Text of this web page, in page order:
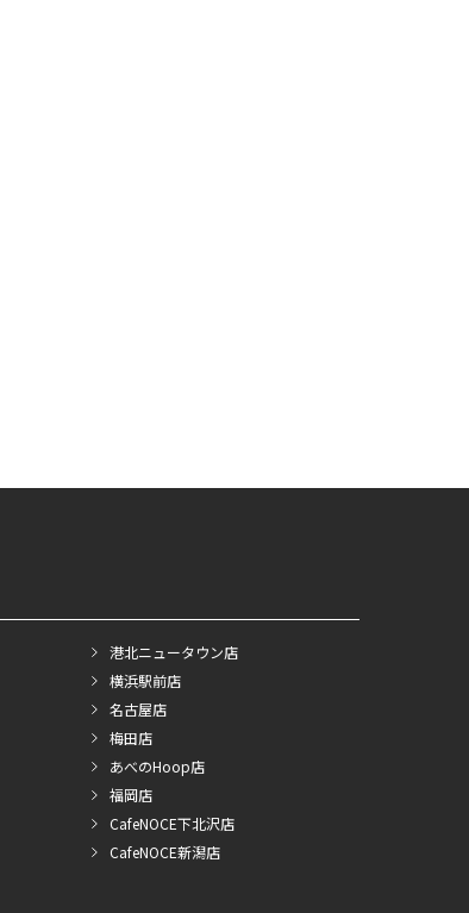
港北ニュータウン店
横浜駅前店
名古屋店
梅田店
あべのHoop店
福岡店
CafeNOCE下北沢店
CafeNOCE新潟店